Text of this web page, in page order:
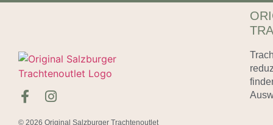
© 2026 Original Salzburger Trachtenoutlet